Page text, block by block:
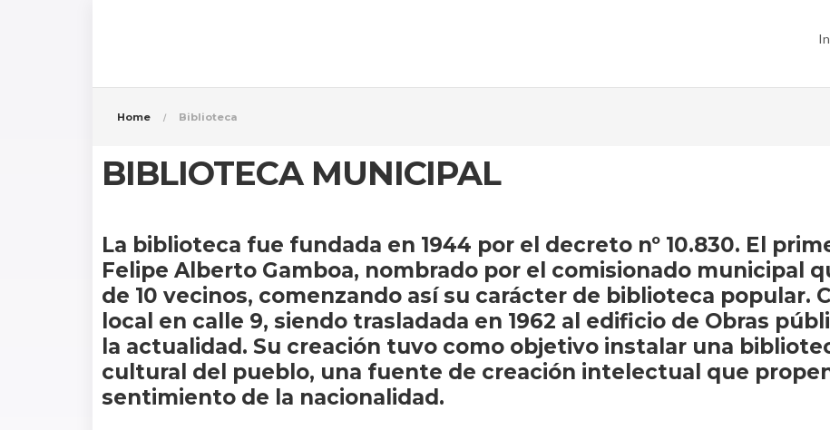
Home Biblioteca
BIBLIOTECA MUNICIPAL
La biblioteca fue fundada en 1944 por el decreto nº 10.830. El
Felipe Alberto Gamboa, nombrado por el comisionado municipal
de 10 vecinos, comenzando así su carácter de biblioteca popular.
local en calle 9, siendo trasladada en 1962 al edificio de Obras
la actualidad. Su creación tuvo como objetivo instalar una
cultural del pueblo, una fuente de creación intelectual que
sentimiento de la nacionalidad.